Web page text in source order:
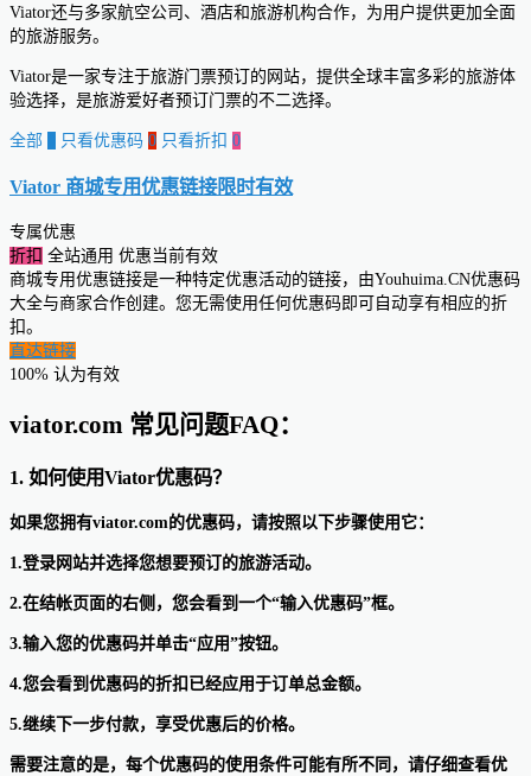
Viator还与多家航空公司、酒店和旅游机构合作，为用户提供更加全面
的旅游服务。
Viator是一家专注于旅游门票预订的网站，提供全球丰富多彩的旅游体
验选择，是旅游爱好者预订门票的不二选择。
全部 只看优惠码 0 只看折扣 0
Viator 商城专用优惠链接限时有效
专属优惠
折扣
全站通用 优惠当前有效
商城专用优惠链接是一种特定优惠活动的链接，由Youhuima.CN优惠码
大全与商家合作创建。您无需使用任何优惠码即可自动享有相应的折
扣。
直达链接
100% 认为有效
viator.com 常见问题FAQ：
1. 如何使用Viator优惠码？
如果您拥有viator.com的优惠码，请按照以下步骤使用它：
1.登录网站并选择您想要预订的旅游活动。
2.在结帐页面的右侧，您会看到一个“输入优惠码”框。
3.输入您的优惠码并单击“应用”按钮。
4.您会看到优惠码的折扣已经应用于订单总金额。
5.继续下一步付款，享受优惠后的价格。
需要注意的是，每个优惠码的使用条件可能有所不同，请仔细查看优